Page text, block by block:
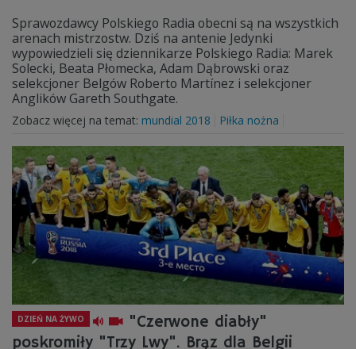
Sprawozdawcy Polskiego Radia obecni są na wszystkich
arenach mistrzostw. Dziś na antenie Jedynki
wypowiedzieli się dziennikarze Polskiego Radia: Marek
Solecki, Beata Płomecka, Adam Dąbrowski oraz
selekcjoner Belgów Roberto Martínez i selekcjoner
Anglików Gareth Southgate.
Zobacz więcej na temat: mundial 2018 Piłka nożna
DZIEŃ NA ŻYWO
"Czerwone diabły"
poskromiły "Trzy Lwy". Brąz dla Belgii